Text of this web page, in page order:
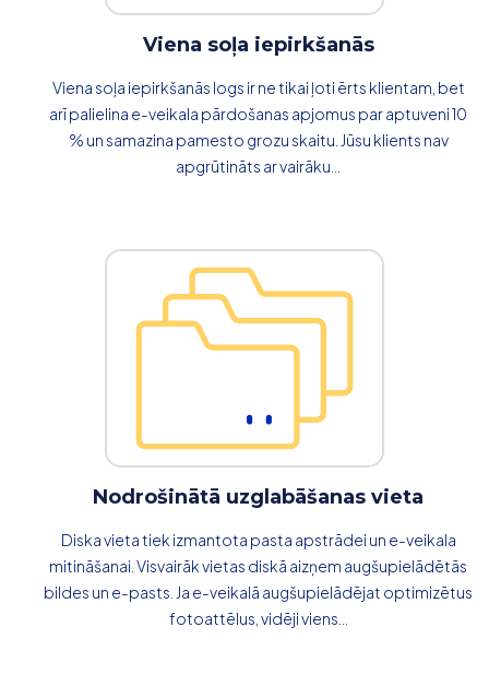
Viena soļa iepirkšanās
Viena soļa iepirkšanās logs ir ne tikai ļoti ērts klientam, bet
arī palielina e-veikala pārdošanas apjomus par aptuveni 10
% un samazina pamesto grozu skaitu. Jūsu klients nav
apgrūtināts ar vairāku...
Nodrošinātā uzglabāšanas vieta
Diska vieta tiek izmantota pasta apstrādei un e-veikala
mitināšanai. Visvairāk vietas diskā aizņem augšupielādētās
bildes un e-pasts. Ja e-veikalā augšupielādējat optimizētus
fotoattēlus, vidēji viens...